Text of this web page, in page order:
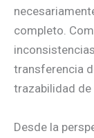
completo.
transferencia
trazabilidad de
Desde la